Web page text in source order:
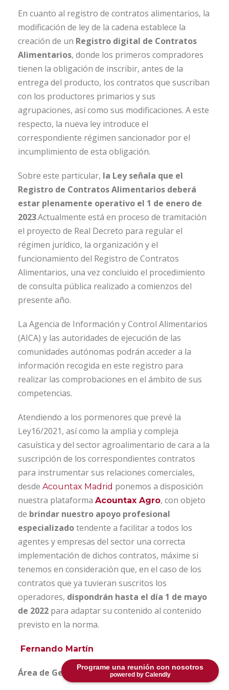
Programe una reunión con nosotros
powered by Calendly
En cuanto al registro de contratos alimentarios, la
modificación de ley de la cadena establece la
creación de un Registro digital de Contratos
Alimentarios, donde los primeros compradores
tienen la obligación de inscribir, antes de la
entrega del producto, los contratos que suscriban
con los productores primarios y sus
agrupaciones, así como sus modificaciones. A este
respecto, la nueva ley introduce el
correspondiente régimen sancionador por el
incumplimiento de esta obligación.
Sobre este particular, la Ley señala que el
Registro de Contratos Alimentarios deberá
estar plenamente operativo el 1 de enero de
2023.Actualmente está en proceso de tramitación
el proyecto de Real Decreto para regular el
régimen jurídico, la organización y el
funcionamiento del Registro de Contratos
Alimentarios, una vez concluido el procedimiento
de consulta pública realizado a comienzos del
presente año.
La Agencia de Información y Control Alimentarios
(AICA) y las autoridades de ejecución de las
comunidades autónomas podrán acceder a la
información recogida en este registro para
realizar las comprobaciones en el ámbito de sus
competencias.
Atendiendo a los pormenores que prevé la
Ley16/2021, así como la amplia y compleja
casuística y del sector agroalimentario de cara a la
suscripción de los correspondientes contratos
para instrumentar sus relaciones comerciales,
desde Acountax Madrid ponemos a disposición
nuestra plataforma Acountax Agro, con objeto
de brindar nuestro apoyo profesional
especializadotendente a facilitar a todos los
agentes y empresas del sector una correcta
implementación de dichos contratos, máxime si
tenemos en consideración que, en el caso de los
contratos que ya tuvieran suscritos los
operadores, dispondrán hasta el día 1 de mayo
de 2022 para adaptar su contenido al contenido
previsto en la norma.
Fernando Martín
Área de Gestión Económica